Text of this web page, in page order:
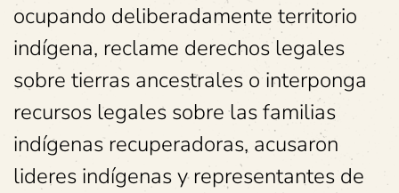
ocupando deliberadamente territorio
indígena, reclame derechos legales
sobre tierras ancestrales o interponga
recursos legales sobre las familias
indígenas recuperadoras, acusaron
lideres indígenas y representantes de